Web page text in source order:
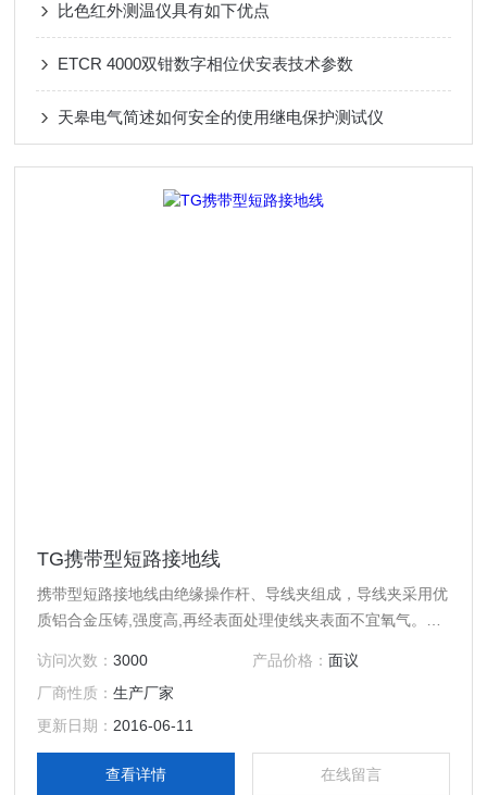
比色红外测温仪具有如下优点
ETCR 4000双钳数字相位伏安表技术参数
天皋电气简述如何安全的使用继电保护测试仪
TG携带型短路接地线
携带型短路接地线由绝缘操作杆、导线夹组成，导线夹采用优
质铝合金压铸,强度高,再经表面处理使线夹表面不宜氧气。操
量轻、色彩鲜明、外表光滑
访问次数：3000 产品价格： 面议
厂商性质：生产厂家
更新日期： 2016-06-11
查看详情 在线留言